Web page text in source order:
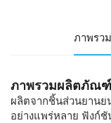
ภาพรวม
ภาพรวมผลิตภัณ
ผลิตจากชิ้นส่วนยานย
อย่างแพร่หลาย ฟังก์